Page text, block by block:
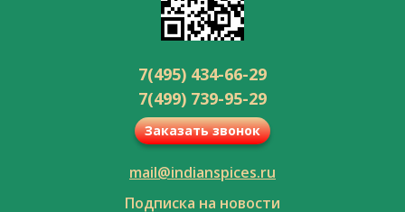
7(495) 434-66-29
7(499) 739-95-29
Заказать звонок
mail@indianspices.ru
Подписка на новости